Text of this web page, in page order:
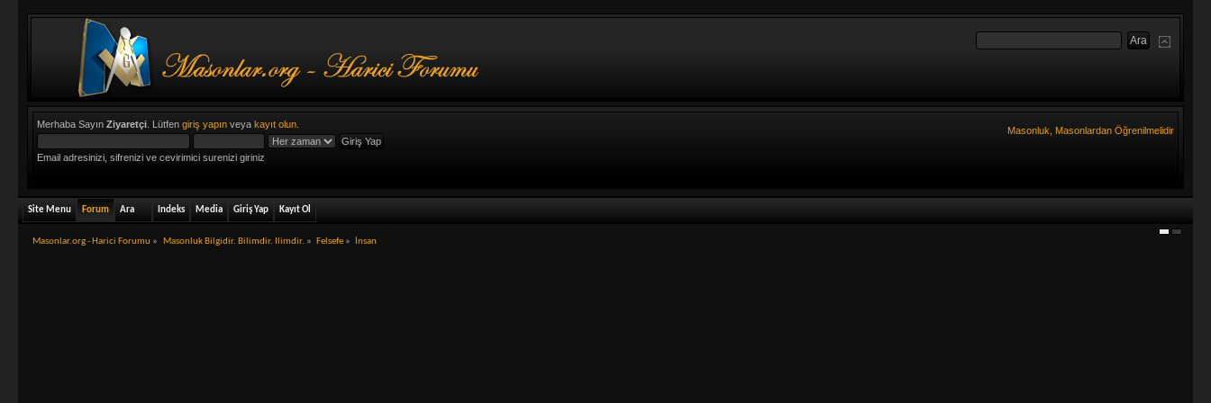
Merhaba SayınZiyaretçi . Lütfengiriş yapın veyakayıt olun
Email adresinizi, sifrenizi ve cevirimici surenizi giriniz
Masonluk, Masonlardan Öğrenilmelidir
Site Menu Forum Ara Indeks Media Giriş Yap Kayıt Ol
Masonlar.org - Harici Forumu » Masonluk Bilgidir. Bilimdir. Ilimdir. » Felsefe » İnsan